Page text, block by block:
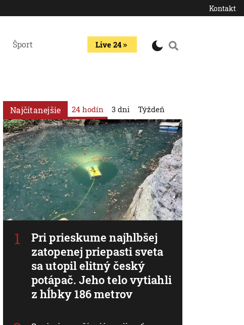
Kontakt
Šport Live 24
Najčítanejšie 24 hodín
Pri prieskume najhlbšej
zatopenej priepasti sveta
sa utopil elitný český
potápač. Jeho telo vytiahli
z hĺbky 186 metrov
3 dni Týždeň